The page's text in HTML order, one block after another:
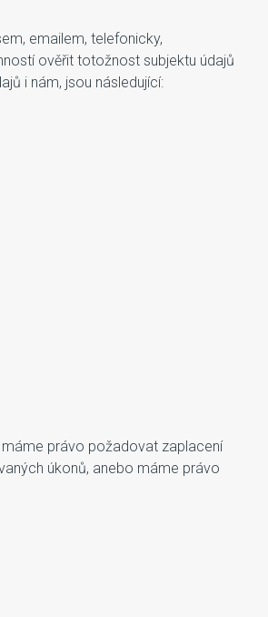
emailem, telefonicky,
ověřit totožnost subjektu údajů
i nám, jsou následující:
právo požadovat zaplacení
úkonů, anebo máme právo